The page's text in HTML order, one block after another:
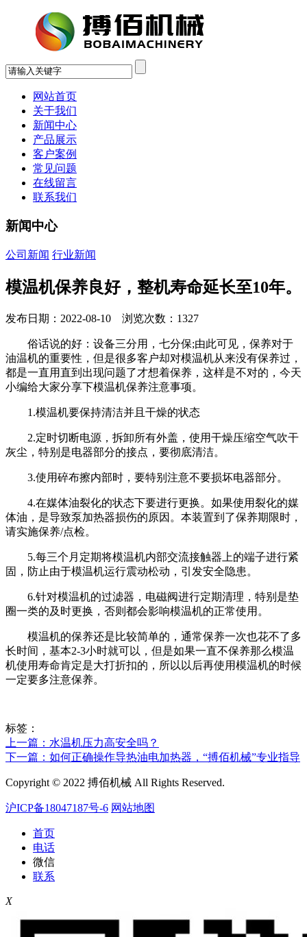
网站首页
关于我们
新闻中心
产品展示
客户案例
常见问题
在线留言
联系我们
新闻中心
公司新闻 行业新闻
模温机保养良好，整机寿命延长至10年。
发布日期：2022-08-10 浏览次数：1327
俗话说的好：设备三分用，七分保;由此可见，保养对于
油温机的重要性，但是很多客户却对模温机从来没有保养过，
都是一直用直到出现问题了才想着保养，这样是不对的，今天
小编给大家分享下模温机保养注意事项。
1.模温机要保持清洁并且干燥的状态
2.定时切断电源，拆卸所有外盖，使用干燥压缩空气吹干
灰尘，特别是电器部分的接点，要彻底清洁。
3.使用碎布擦内部时，要特别注意不要损坏电器部分。
4.在媒体油裂化的状态下要进行更换。如果使用裂化的媒
体油，是导致泵加热器损伤的原因。本装置到了保养期限时，
请实施保养/点检。
5.每三个月定期将模温机内部交流接触器上的端子进行紧
固，防止由于模温机运行震动松动，引发安全隐患。
6.针对模温机的过滤器，电磁阀进行定期清理，特别是垫
圈一类的及时更换，否则都会影响模温机的正常使用。
模温机的保养还是比较简单的，通常保养一次也花不了多
长时间，基本2-3小时就可以，但是如果一直不保养那么模温
机使用寿命肯定是大打折扣的，所以以后再使用模温机的时候
一定要多注意保养。
标签：
上一篇：水温机压力高安全吗？
下一篇：如何正确操作导热油电加热器，“搏佰机械”专业指导
Copyright © 2022 搏佰机械 All Rights Reserved.
沪ICP备18047187号-6 网站地图
首页
电话
微信
联系
X